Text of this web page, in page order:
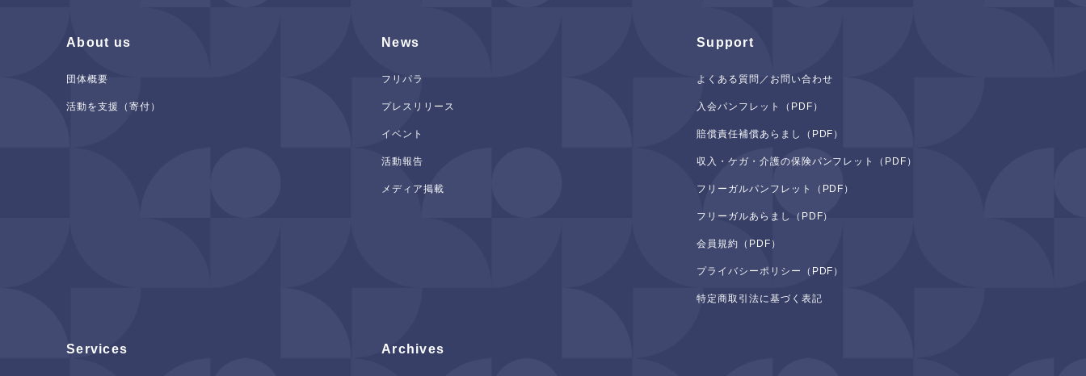
About us
団体概要
活動を支援（寄付）
News
フリパラ
プレスリリース
イベント
活動報告
メディア掲載
Support
よくある質問／お問い合わせ
入会パンフレット（PDF）
賠償責任補償あらまし（PDF）
収入・ケガ・介護の保険パンフレット（PDF）
フリーガルパンフレット（PDF）
フリーガルあらまし（PDF）
会員規約（PDF）
プライバシーポリシー（PDF）
特定商取引法に基づく表記
Services Archives